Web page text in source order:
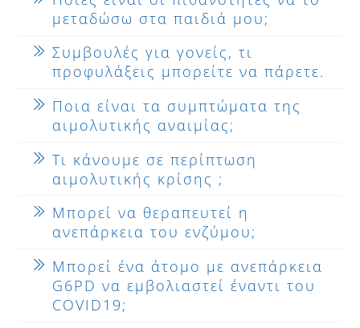
μεταδώσω στα παιδιά μου;
Συμβουλές για γονείς, τι
προφυλάξεις μπορείτε να πάρετε.
Ποια είναι τα συμπτώματα της
αιμολυτικής αναιμίας;
Τι κάνουμε σε περίπτωση
αιμολυτικής κρίσης ;
Μπορεί να θεραπευτεί η
ανεπάρκεια του ενζύμου;
Μπορεί ένα άτομο με ανεπάρκεια
G6PD να εμβολιαστεί έναντι του
COVID19;